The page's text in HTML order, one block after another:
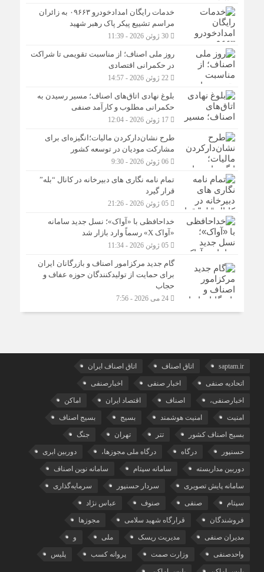
خدمات رایگان امدادخودرو ۰۹۶۶۳ به زائران
مراسم تشییع پیکر پاک رهبر شهید
30 ژوئن 2026 - 11:39
روز ملی اصناف؛ از مناسبت تقویمی تا شراکت
در حکمرانی اقتصادی
22 ژوئن 2026 - 14:57
بلوغ نهادی اتاق‌های اصناف؛ مسیر رسیدن به
حکمرانی مطلوب و کارآمد صنفی
17 ژوئن 2026 - 12:04
طرح نشان‌دارکردن مالیات؛انگیزه‌ای برای
مشارکت مودیان در توسعه کشور
06 ژوئن 2026 - 9:30
تمام نامه نگاری های دبیرخانه در کانال “بله”
قرار گیرد
05 ژوئن 2026 - 21:26
خداحافظی با «آواک»؛ نسل جدید سامانه
«آواک X» رسماً وارد بازار شد
05 ژوئن 2026 - 11:34
گام جدید مرکزامور اصناف و بازرگانان ایران
برای حمایت از تولیدکنندگان حوزه عفاف و
حجاب
24 می 2026 - 7:56
saptam.ir اتاق اصناف اتاق اصناف ایران
اتحادیه صنفی اخبار صنفی اخبارصنفی
اخبارصنفی، اصناف اقتصاد ایران اماکن
امنیت امنیت هوشمند بسیج بسیج اصناف
بسیج اصناف کشور تتر تهران جنگ
حسنپور درگاه درگاه ملی مجوزها، دوربین ابری
دوربین مداربسته سامانه سپتام سامانه نوین اصناف
سامانه پایش تصویری سردار حسنپور سرمایه‌گذاری
سپتام صنفی صنوف عباس نژاد
فروشندگان قرارگاه شهید سلامی مجوزها
مدیران صنفی مدیریت ریسک ملی و
واحدصنفی وزارت صمت پروانه کسب پلیس